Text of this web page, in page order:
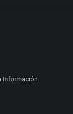
Información.